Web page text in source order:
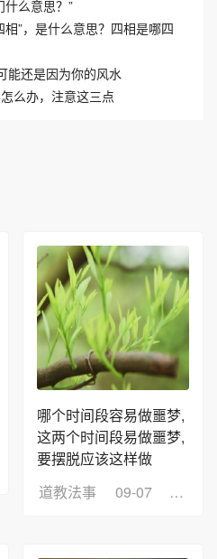
什么意思？”
”，是什么意思？四相是哪四
能还是因为你的风水
么办，注意这三点
5
哪个时间段容易做噩梦,
这两个时间段易做噩梦,
要摆脱应该这样做
道教法事
09-07 浏览